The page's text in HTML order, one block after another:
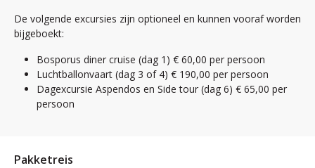
De volgende excursies zijn optioneel en kunnen vooraf worden
bijgeboekt:
Bosporus diner cruise (dag 1) € 60,00 per persoon
Luchtballonvaart (dag 3 of 4) € 190,00 per persoon
Dagexcursie Aspendos en Side tour (dag 6) € 65,00 per
persoon
Pakketreis